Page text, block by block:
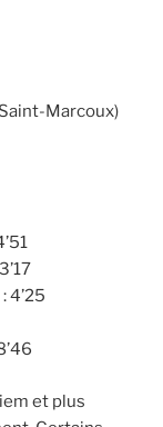
Marcoux)
4’25
et plus